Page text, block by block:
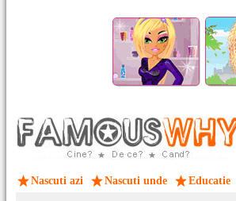
Nascuti azi Nascuti unde Educatie